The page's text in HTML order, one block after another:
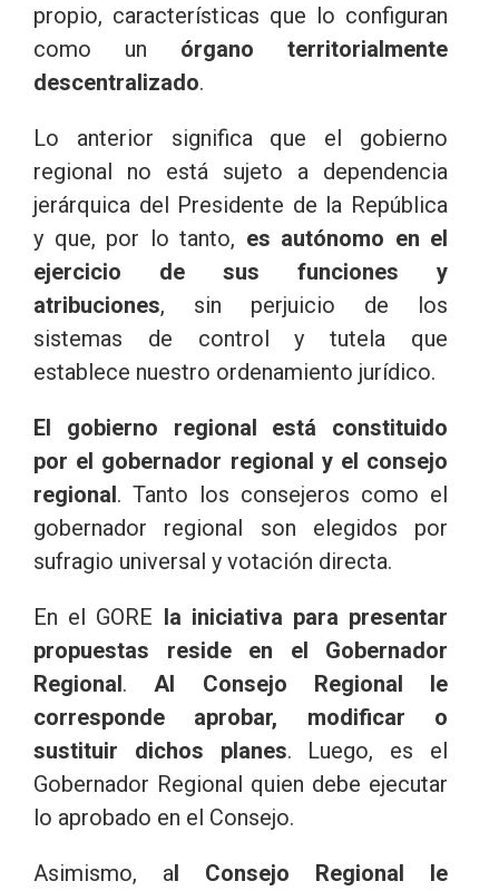
propio, características que lo configuran
como un órgano territorialmente
descentralizado.
Lo anterior significa que el gobierno
regional no está sujeto a dependencia
jerárquica del Presidente de la República
y que, por lo tanto, es autónomo en el
ejercicio de sus funciones y
atribuciones, sin perjuicio de los
sistemas de control y tutela que
establece nuestro ordenamiento jurídico.
El gobierno regional está constituido
por el gobernador regional y el consejo
regional. Tanto los consejeros como el
gobernador regional son elegidos por
sufragio universal y votación directa.
En el GORE la iniciativa para presentar
propuestas reside en el Gobernador
Regional. Al Consejo Regional le
corresponde aprobar, modificar o
sustituir dichos planes. Luego, es el
Gobernador Regional quien debe ejecutar
lo aprobado en el Consejo.
Asimismo, al Consejo Regional le